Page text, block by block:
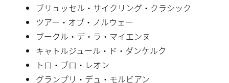
ブリュッセル・サイクリング・クラシック
ツアー・オブ・ノルウェー
ブークル・デ・ラ・マイエンヌ
キャトルジュール・ド・ダンケルク
トロ・ブロ・レオン
グランプリ・デュ・モルビアン